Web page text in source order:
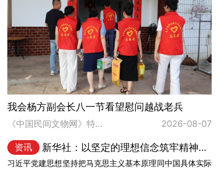
我会杨方副会长八一节看望慰问越战老兵
《中国民间文物网》特约记者报道：2026年8月6日，为弘扬拥军优属光荣传统、践行企业社会责任，… 2026-08-07
资讯 新华社：以坚定的理想信念筑牢精神根基——习近…
习近平党建思想坚持把马克思主义基本原理同中国具体实际